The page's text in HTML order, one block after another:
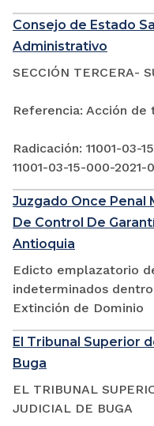
Consejo de Estado
Administrativo
SECCIÓN TERCERA-
Referencia: Acción de
Radicación: 11001-03-
11001-03-15-000-
Juzgado Once Penal
De Control De
Antioquia
Edicto emplazatorio
indeterminados
Extinción de Dominio
El Tribunal Superior
Buga
EL TRIBUNAL
JUDICIAL DE BUGA